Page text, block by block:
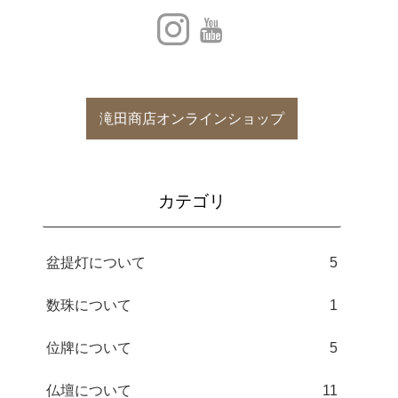
滝田商店オンラインショップ
カテゴリ
盆提灯について 5
数珠について 1
位牌について 5
仏壇について 11